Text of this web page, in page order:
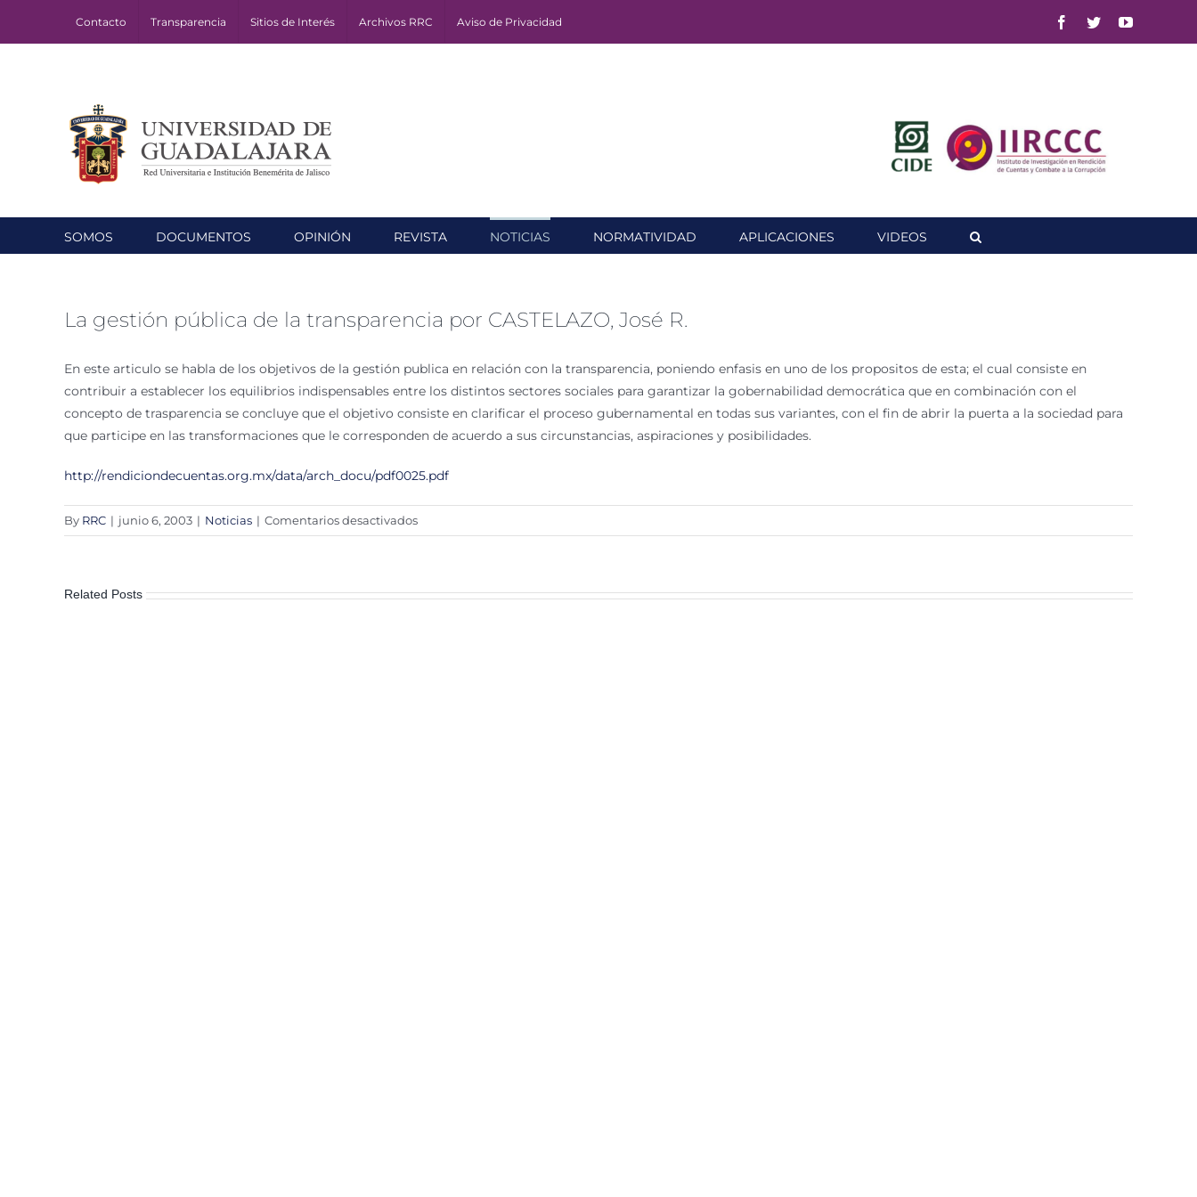
Contacto Transparencia Sitios de Interés Archivos RRC Aviso de Privacidad Facebook
TwitterYouTube
SOMOS DOCUMENTOS OPINIÓN REVISTA NOTICIAS NORMATIVIDAD APLICACIONES VIDEOS
La gestión pública de la transparencia por CASTELAZO, José R.
En este articulo se habla de los objetivos de la gestión publica en relación con la transparencia, poniendo enfasis en uno de los propositos de esta; el cual consiste en
contribuir a establecer los equilibrios indispensables entre los distintos sectores sociales para garantizar la gobernabilidad democrática que en combinación con el
concepto de trasparencia se concluye que el objetivo consiste en clarificar el proceso gubernamental en todas sus variantes, con el fin de abrir la puerta a la sociedad para
que participe en las transformaciones que le corresponden de acuerdo a sus circunstancias, aspiraciones y posibilidades.
http://rendiciondecuentas.org.mx/data/arch_docu/pdf0025.pdf
By RRC | junio 6, 2003 | Noticias | Comentarios desactivadosen
La
de
Related Posts